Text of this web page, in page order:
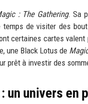
: The Gathering. Sa
de visiter des
certaines cartes
une Black Lotus de
prêt à investir des
un univers en